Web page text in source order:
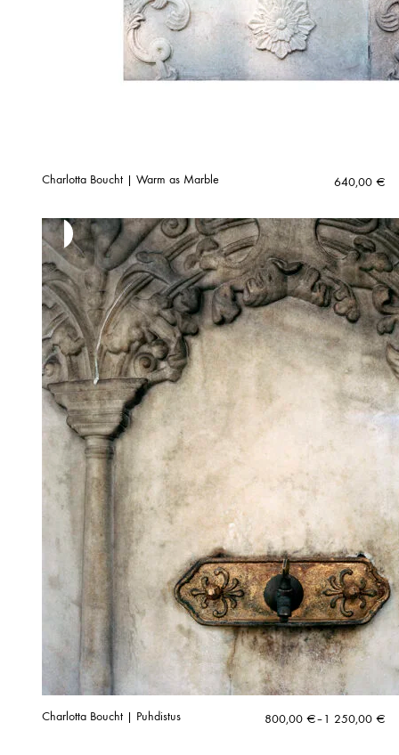
Charlotta Boucht | Warm as Marble 640,00 €
Charlotta Boucht | Puhdistus 800,00 €–1 250,00 €
Hintaluokka: